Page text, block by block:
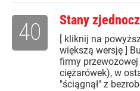
Stany
[ kliknij na
większą wersję ]
firmy
ciężarówek), w
"ściągnął" z
40